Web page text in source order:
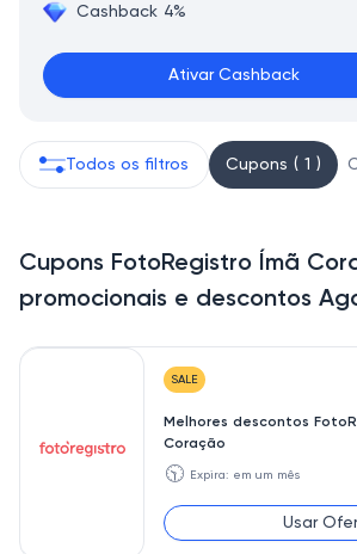
Cashback 4%
Ativar Cashback
Todos os filtros Cupons ( 1 )
Cupons FotoRegistro Ímã
promocionais e descontos
SALE
Melhores descontos
Coração
🕥 Expira: em um mês
Usar